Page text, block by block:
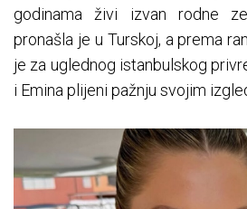
godinama živi izvan rodne
pronašla je u Turskoj, a prema
je za uglednog istanbulskog
i Emina plijeni pažnju svojim